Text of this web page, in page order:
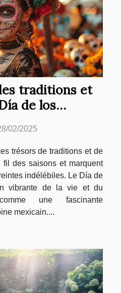
traditions et
de los
02/2025
trésors de traditions et de
des saisons et marquent
indélébiles. Le Día de
vibrante de la vie et du
une fascinante
mexicain....